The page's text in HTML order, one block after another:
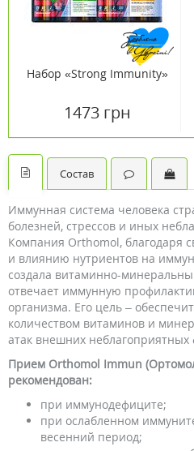
Набор «Strong Immunity»
1473 грн
Состав
Иммунная система человека
болезней, стрессов и иных
Компания Orthomol, благодаря
и влиянию нутриентов на
создала витаминно-
отвечает иммунную
организма. Его цель –
количеством витаминов и
атак внешних неблагоприятных
Прием Orthomol Immun
рекомендован:
при иммунодефиците;
при ослабленном
весенний период;